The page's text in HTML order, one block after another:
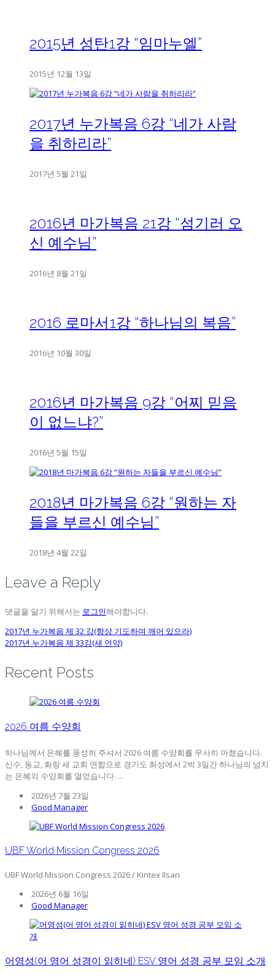
2015년 성탄1강 “임마누엘”
2015년 12월 13일
2017년 누가복음 6강 “네가 사람
을 취하리라”
2017년 5월 21일
2016년 마가복음 21강 “섬기러 오
신 예수님”
2016년 8월 21일
2016 로마서1강 “하나님의 복음”
2016년 10월 30일
2016년 마가복음 9강 “어찌 믿음
이 없느냐?”
2016년 5월 15일
2018년 마가복음 6강 “원하는 자
들을 부르신 예수님”
2018년 4월 22일
Leave a Reply
댓글을 달기 위해서는 로그인해야합니다.
2017년 누가복음 제 32 강(항상 기도하며 깨어 있으라)
2017년 누가복음 제 33강(새 언약)
Recent Posts
2026 여름 수양회
하나님께서 은혜를 풍성히 주셔서 2026 여름 수양회를 무사히 마쳤습니다.
신수, 동교, 화랑 세 교회 연합으로 경기도 화성에서 2박 3일간 하나님의 넘치
는 은혜의 수양회를 열었습니다. ...
2026년 7월 23일
Good Manager
UBF World Mission Congress 2026
UBF World Mission Congress 2026 / Kintex Ilsan
2026년 6월 16일
Good Manager
어영성(어 영어 성경이 읽히네) ESV 영어 성경 공부 모임 소개